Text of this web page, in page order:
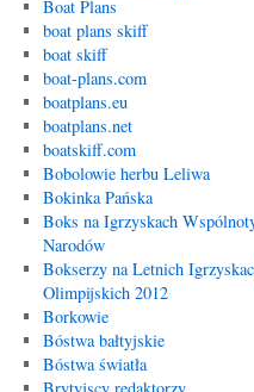
Boat Plans
boat plans skiff
boat skiff
boat-plans.com
boatplans.eu
boatplans.net
boatskiff.com
Bobolowie herbu Leliwa
Bokinka Pańska
Boks na Igrzyskach
Narodów
Bokserzy na Letnich
Olimpijskich 2012
Borkowie
Bóstwa bałtyjskie
Bóstwa światła